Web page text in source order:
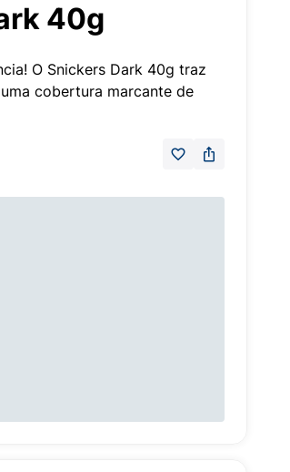
40g
O Snickers Dark 40g traz
cobertura marcante de